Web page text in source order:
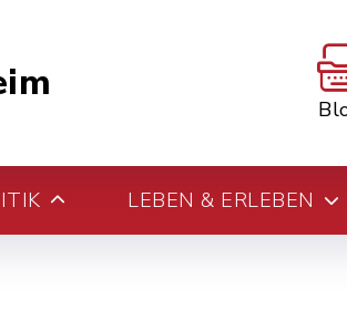
LEBEN & ERLEBEN